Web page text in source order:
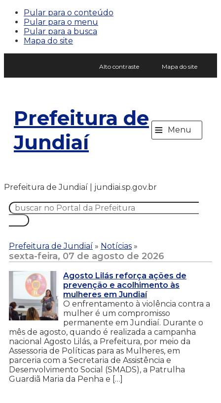
Pular para o conteúdo
Pular para o menu
Pular para a busca
Mapa do site
Alto contraste Mapa do site
Prefeitura de
Jundiaí
≡ Menu
Prefeitura de Jundiaí | jundiai.sp.gov.br
Prefeitura de Jundiaí » Notícias »
sexta-feira, 07 de agosto de 2026
Agosto Lilás reforça ações de
prevenção e acolhimento às
mulheres em Jundiaí
O enfrentamento à violência contra a
mulher é um compromisso
permanente em Jundiaí. Durante o
mês de agosto, quando é realizada a campanha
nacional Agosto Lilás, a Prefeitura, por meio da
Assessoria de Políticas para as Mulheres, em
parceria com a Secretaria de Assistência e
Desenvolvimento Social (SMADS), a Patrulha
Guardiã Maria da Penha e […]